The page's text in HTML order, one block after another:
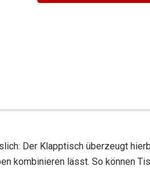
Der Klapptisch überzeugt
kombinieren lässt. So können